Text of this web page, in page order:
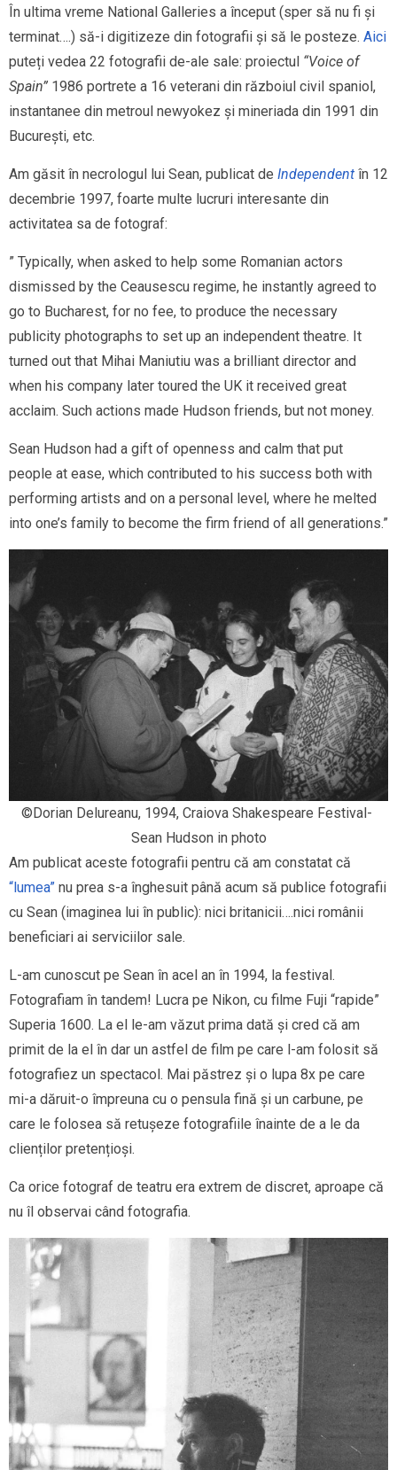
În ultima vreme National Galleries a început (sper să nu fi și
terminat….) să-i digitizeze din fotografii și să le posteze. Aici
puteți vedea 22 fotografii de-ale sale: proiectul “Voice of
Spain” 1986 portrete a 16 veterani din războiul civil spaniol,
instantanee din metroul newyokez și mineriada din 1991 din
București, etc.
Am găsit în necrologul lui Sean, publicat de Independent în 12
decembrie 1997, foarte multe lucruri interesante din
activitatea sa de fotograf:
” Typically, when asked to help some Romanian actors
dismissed by the Ceausescu regime, he instantly agreed to
go to Bucharest, for no fee, to produce the necessary
publicity photographs to set up an independent theatre. It
turned out that Mihai Maniutiu was a brilliant director and
when his company later toured the UK it received great
acclaim. Such actions made Hudson friends, but not money.
Sean Hudson had a gift of openness and calm that put
people at ease, which contributed to his success both with
performing artists and on a personal level, where he melted
into one’s family to become the firm friend of all generations.”
©Dorian Delureanu, 1994, Craiova Shakespeare Festival-
Sean Hudson in photo
Am publicat aceste fotografii pentru că am constatat că
“lumea” nu prea s-a înghesuit până acum să publice fotografii
cu Sean (imaginea lui în public): nici britanicii….nici românii
beneficiari ai serviciilor sale.
L-am cunoscut pe Sean în acel an în 1994, la festival.
Fotografiam în tandem! Lucra pe Nikon, cu filme Fuji “rapide”
Superia 1600. La el le-am văzut prima dată și cred că am
primit de la el în dar un astfel de film pe care l-am folosit să
fotografiez un spectacol. Mai păstrez și o lupa 8x pe care
mi-a dăruit-o împreuna cu o pensula fină și un carbune, pe
care le folosea să retușeze fotografiile înainte de a le da
clienților pretențioși.
Ca orice fotograf de teatru era extrem de discret, aproape că
nu îl observai când fotografia.